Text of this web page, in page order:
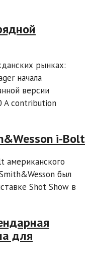
рынках:
начала
версии
A contribution
i-Bolt
американского
был
Shot Show в
для